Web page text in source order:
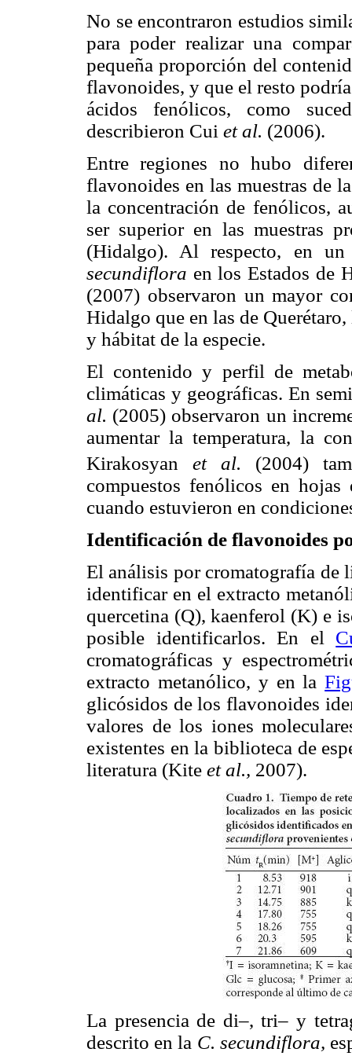
No se encontraron estudios
para poder realizar una
pequeña proporción del
flavonoides, y que el resto
ácidos fenólicos, como
describieron Cui et al. (2006).
Entre regiones no hubo
flavonoides en las muestras de
la concentración de fenólicos,
ser superior en las muestras
(Hidalgo). Al respecto, en
secundiflora en los Estados de
(2007) observaron un mayor
Hidalgo que en las de
y hábitat de la especie.
El contenido y perfil de
climáticas y geográficas. En
al. (2005) observaron un
aumentar la temperatura, la
Kirakosyan et al. (2004)
compuestos fenólicos en
cuando estuvieron en
Identificación de flavonoides
El análisis por cromatografía de
identificar en el extracto
quercetina (Q), kaenferol (K) e
posible identificarlos. En el
cromatográficas y
extracto metanólico, y en la
glicósidos de los flavonoides
valores de los iones
existentes en la biblioteca de
literatura (Kite et al., 2007).
La presencia de di–, tri– y
descrito en la C. secundiflora,